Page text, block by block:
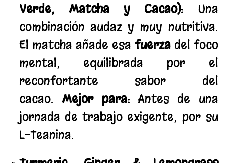
Verde, Matcha y Cacao): Una
combinación audaz y muy nutritiva.
El matcha añade esa fuerzadel foco
mental, equilibrada por el
reconfortante sabor del
cacao. Mejor para: Antes de una
jornada de trabajo exigente, por su
L-Teanina.